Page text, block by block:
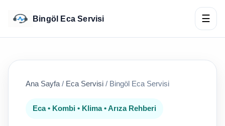
Bingöl Eca Servisi ☰
Ana Sayfa / Eca Servisi / Bingöl Eca Servisi
Eca • Kombi • Klima • Arıza Rehberi